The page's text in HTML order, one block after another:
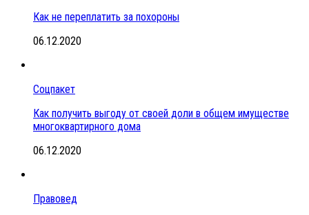
Как не переплатить за похороны
06.12.2020
Соцпакет
Как получить выгоду от своей доли в общем имуществе
многоквартирного дома
06.12.2020
Правовед